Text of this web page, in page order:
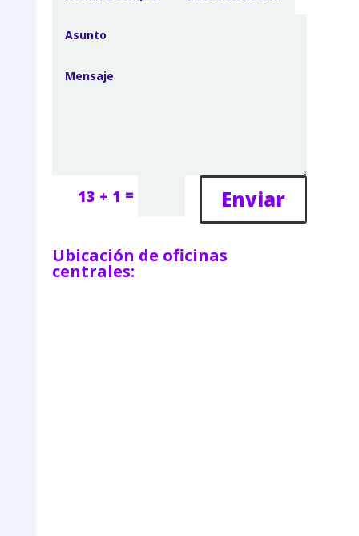
13 + 1 = Enviar
Ubicación de oficinas
centrales: